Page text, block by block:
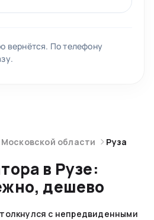
вернётся. По телефону
области Руза
в Рузе:
дешево
с непредвиденными